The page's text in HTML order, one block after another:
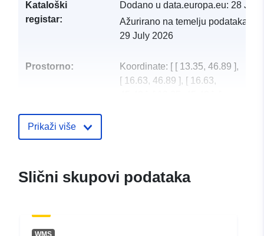
Kataloški
registar:
Dodano u data.europa.eu: 28 July
Ažurirano na temelju
29 July 2026
Prostorno: Koordinate: [ [ 13.35, 46.89 ],
[ 16.63, 46.89 ], [ 16.63,
7744-47e0-80dd-03ed3f05b2c2
Prikaži više
Slični skupovi podataka